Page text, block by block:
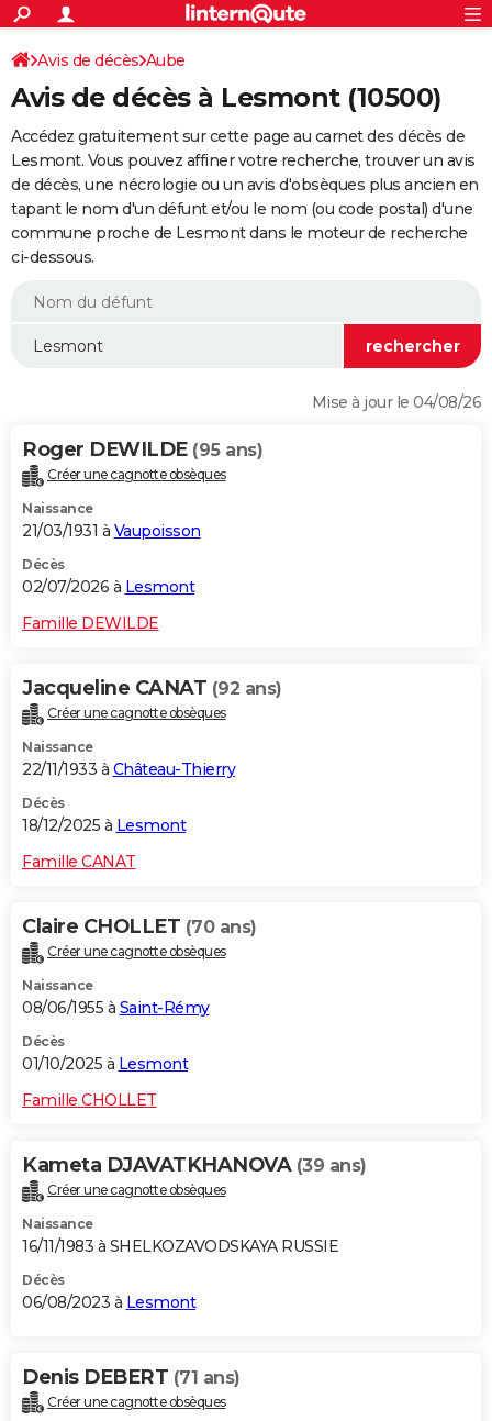
ACTUALITÉS
Politique
Société
Faits Divers
Education
Monde
Villes
+
SPORT
Coupe du monde 2026
Football
Tennis
Cyclisme
Rugby
Forum
Programme TV
TNTStreaming
Cinéma
Sorties cinéma
Musique
+
FINANCE
Retraite
Epargne
Immobilier
Risques naturels par ville
Assurance
AUTO
Essais
Réserver un essai
Citadines
Berlines
SUV
Forum auto
+HIGH-TECH
BRICOLAGE
WEEK-END
Alimentation
Guide de la santé
Maladies
Médicaments
Sommeil
VOYAGE
Destinations
City break
Voyage nature
Voyage de noces
Forum
Climat
+PHOTO
GUIDES D'ACHAT
Carte de Noël
Carte Bonne année
Carte Saint-Valentin
Carte Pâques
Carte d'anniversaire
DICTIONNAIRE
Dictionnaire
Biographies
Citations
Expressions
Proverbes
PROGRAMME TV
S'inscrire
Se connecter
Lycées
Collèges
Primaires
Universités
Entreprises
Service militaire
Avis de recherche
AVIS DE DÉCÈS
FORUM
Bricolage
Lifestyle
Culture
Sport
Auto
Television
Voyage
Cinema
Avis de décès Aube
Avis de décès à Lesmont (10500)
Accédez gratuitement sur cette page au carnet des décès de
Lesmont. Vous pouvez affiner votre recherche, trouver un avis
de décès, une nécrologie ou un avis d'obsèques plus ancien en
tapant le nom d'un défunt et/ou le nom (ou code postal) d'une
commune proche de Lesmont dans le moteur de recherche
ci-dessous.
Mise à jour le 04/08/26
Roger DEWILDE (95 ans)
Créer une cagnotte obsèques
Naissance
21/03/1931 à Vaupoisson
Décès
02/07/2026 à Lesmont
Famille DEWILDE
Jacqueline CANAT (92 ans)
Créer une cagnotte obsèques
Naissance
22/11/1933 à Château-Thierry
Décès
18/12/2025 à Lesmont
Famille CANAT
Claire CHOLLET (70 ans)
Créer une cagnotte obsèques
Naissance
08/06/1955 à Saint-Rémy
Décès
01/10/2025 à Lesmont
Famille CHOLLET
Kameta DJAVATKHANOVA (39 ans)
Créer une cagnotte obsèques
Naissance
16/11/1983 à SHELKOZAVODSKAYA RUSSIE
Décès
06/08/2023 à Lesmont
Denis DEBERT (71 ans)
Créer une cagnotte obsèques